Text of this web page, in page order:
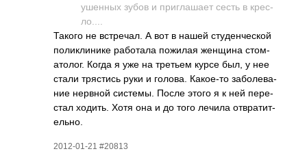
ушен­ных зубов и приг­лашает сесть в крес­
ло....
Такого не встр­ечал. А вот в нашей студ­енче­ской
поли­клин­ике рабо­тала пожилая женщина стом­
атол­ог. Когда я уже на третьем курсе был, у нее
стали тряс­тись руки и голова. Како­е-то забо­лева­
ние нервной сист­емы. После этого я к ней пере­
стал ходить. Хотя она и до того лечила отвр­атит­
ельно.
2012-01-21 #20813